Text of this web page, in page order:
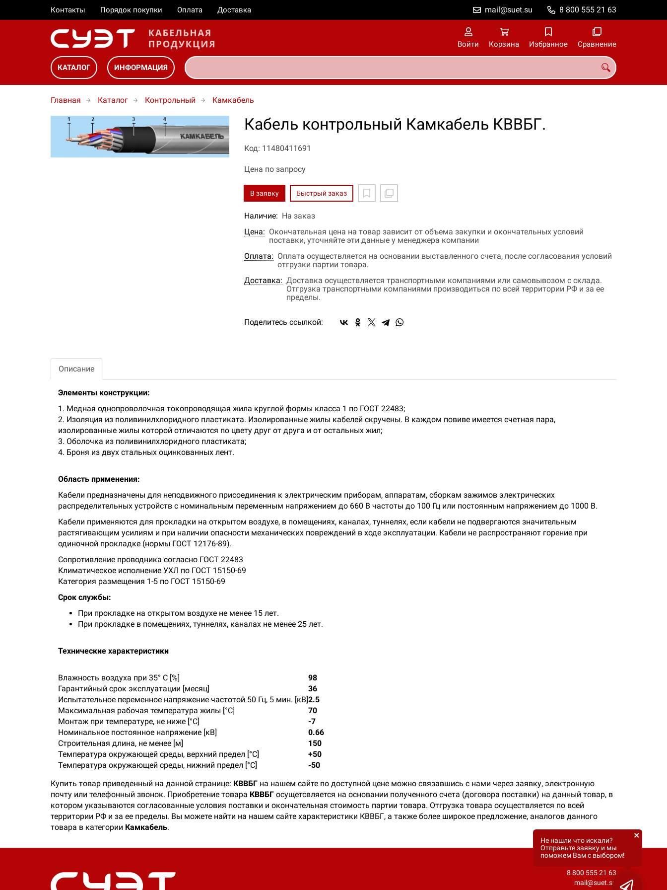
Контакты Порядок покупки Оплата Доставка 8 800 555 21 63
mail@suet.su
Войти Корзина Избранное Сравнение
КАТАЛОГ ИНФОРМАЦИЯ
Главная Каталог Контрольный Камкабель
Кабель контрольный Камкабель КВВБГ.
Код: 11480411691
Цена по запросу
В заявку Быстрый заказ
Наличие: На заказ
Цена: Окончательная цена на товар зависит от объема закупки и окончательных условий
поставки, уточняйте эти данные у менеджера компании
Оплата: Оплата осуществляется на основании выставленного счета, после согласования условий
отгрузки партии товара.
Доставка: Доставка осуществляется транспортными компаниями или самовывозом с склада.
Отгрузка транспортными компаниями производиться по всей территории РФ и за ее
пределы.
Поделитесь ссылкой:
Описание
Элементы конструкции:
1. Медная однопроволочная токопроводящая жила круглой формы класса 1 по ГОСТ 22483;
2. Изоляция из поливинилхлоридного пластиката. Изолированные жилы кабелей скручены. В каждом повиве имеется счетная пара,
изолированные жилы которой отличаются по цвету друг от друга и от остальных жил;
3. Оболочка из поливинилхлоридного пластиката;
4. Броня из двух стальных оцинкованных лент.
Область применения:
Кабели предназначены для неподвижного присоединения к электрическим приборам, аппаратам, сборкам зажимов электрических
распределительных устройств с номинальным переменным напряжением до 660 В частоты до 100 Гц или постоянным напряжением до 1000 В.
Кабели применяются для прокладки на открытом воздухе, в помещениях, каналах, туннелях, если кабели не подвергаются значительным
растягивающим усилиям и при наличии опасности механических повреждений в ходе эксплуатации. Кабели не распространяют горение при
одиночной прокладке (нормы ГОСТ 12176-89).
Сопротивление проводника согласно ГОСТ 22483
Климатическое исполнение УХЛ по ГОСТ 15150-69
Категория размещения 1-5 по ГОСТ 15150-69
Срок службы:
При прокладке на открытом воздухе не менее 15 лет.
При прокладке в помещениях, туннелях, каналах не менее 25 лет.
Технические характеристики
Влажность воздуха при 35° C [%]
98
Гарантийный срок эксплуатации [месяц]
36
Испытательное переменное напряжение частотой 50 Гц, 5 мин. [кВ]2.5
Максимальная рабочая температура жилы [°С]
70
Монтаж при температуре, не ниже [°C]
-7
Номинальное постоянное напряжение [кВ]
0.66
Строительная длина, не менее [м]
150
Температура окружающей среды, верхний предел [°C]
+50
Температура окружающей среды, нижний предел [°C]
-50
Купить товар приведенный на данной странице: КВВБГ на нашем сайте по доступной цене можно связавшись с нами через заявку, электронную
почту или телефонный звонок. Приобретение товара КВВБГ осущетсвляется на основании полученного счета (договора поставки) на данный товар, в
котором указываются согласованные условия поставки и окончательная стоимость партии товара. Отгрузка товара осуществляется по всей
территории РФ и за ее пределы. Вы можете найти на нашем сайте характеристики КВВБГ, а также более широкое предложение, аналогов данного
товара в категории Камкабель.
8 800 555 21 63
mail@suet.su
Не нашли что искали?
Отправьте заявку и мы
поможем Вам с выбором!
×